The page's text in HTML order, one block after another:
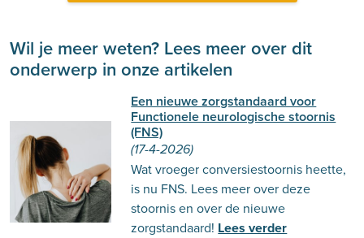
Wil je meer weten? Lees meer over dit
onderwerp in onze artikelen
Een nieuwe zorgstandaard voor
Functionele neurologische stoornis
(FNS)
(17-4-2026)
Wat vroeger conversiestoornis heette,
is nu FNS. Lees meer over deze
stoornis en over de nieuwe
zorgstandaard! Lees verder